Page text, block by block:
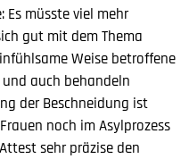
Es müsste viel mehr
gut mit dem Thema
Weise betroffene
auch behandeln
der Beschneidung ist
noch im Asylprozess
sehr präzise den